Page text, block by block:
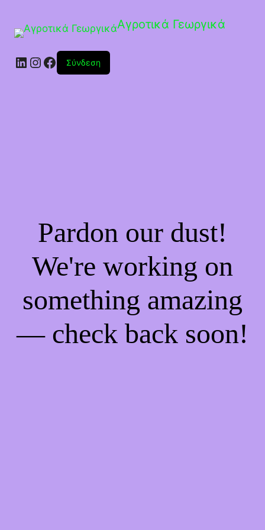
Αγροτικά Γεωργικά
Linkedin
Instagram
Facebook
Σύνδεση
Pardon our dust!
We're working on
something amazing
— check back soon!